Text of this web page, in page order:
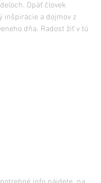
Opäť človek
inšpirácie a dojmov z
dňa. Radost žiť v tú